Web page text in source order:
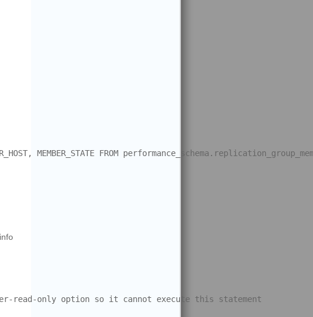
MEMBER_STATE FROM
read-only option so it cannot execute this statement